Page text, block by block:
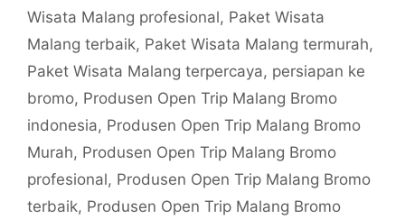
Wisata Malang profesional, Paket Wisata
Malang terbaik, Paket Wisata Malang termurah,
Paket Wisata Malang terpercaya, persiapan ke
bromo, Produsen Open Trip Malang Bromo
indonesia, Produsen Open Trip Malang Bromo
Murah, Produsen Open Trip Malang Bromo
profesional, Produsen Open Trip Malang Bromo
terbaik, Produsen Open Trip Malang Bromo